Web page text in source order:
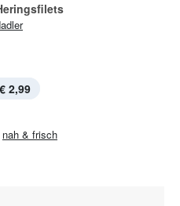
€ 2,99
nah & frisch